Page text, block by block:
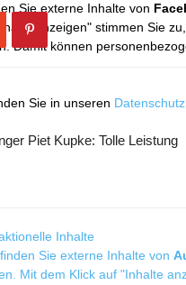
Sie externe Inhalte von
anzeigen" stimmen Sie
Damit können
Sie in unseren
Piet Kupke: Tolle Leistung
Inhalte
Sie externe Inhalte von
Mit dem Klick auf "Inhalte